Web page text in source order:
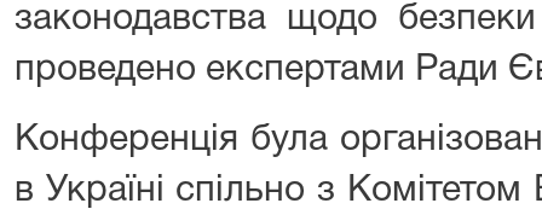
законодавства щодо
проведено експертами Ради
Конференція була
в Україні спільно з